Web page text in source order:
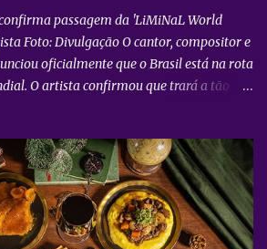
passagem da 'LiMiNaL World
Foto: Divulgação O cantor, compositor e
oficialmente que o Brasil está na rota
O artista confirmou que trará a tão
27 TAEMIN WORLD TOUR ” , a nova
o mundo com apresentações distribuídas
e América do Sul. Além do aguardado
em São Paulo, a agenda
tem paradas confirmadas em metrópoles